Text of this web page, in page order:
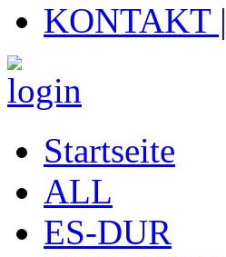
KONTAKT
Startseite
ALL
ES-DUR